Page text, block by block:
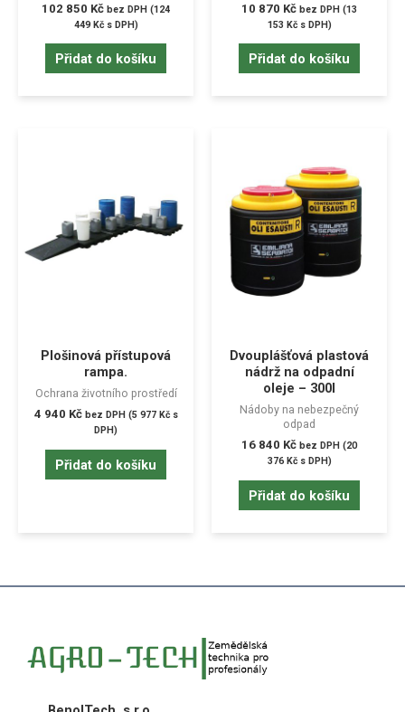
102 850 Kč bez DPH (124
449Kčs DPH)
Přidat do košíku
10 870 Kč bez DPH (13
153 Kčs DPH)
Přidat do košíku
Plošinová přístupová
rampa.
Ochrana životního prostředí
4 940 Kč bez DPH (5 977 Kčs
DPH)
Přidat do košíku
Dvouplášťová plastová
nádrž na odpadní
oleje – 300l
Nádoby na nebezpečný
odpad
16 840 Kč bez DPH (20
376 Kčs DPH)
Přidat do košíku